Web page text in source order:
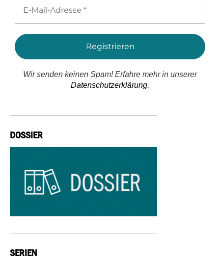
Mail-
*
Wir senden keinen Spam! Erfahre mehr in unserer
Datenschutzerklärung.
DOSSIER
SERIEN